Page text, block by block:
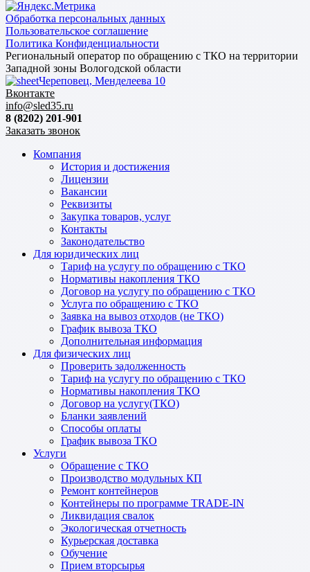
Обработка персональных данных
Пользовательское соглашение
Политика Конфиденциальности
Региональный оператор по обращению с ТКО на территории
Западной зоны Вологодской области
Череповец, Менделеева 10
Вконтакте
info@sled35.ru
8 (8202) 201-901
Заказать звонок
Компания
История и достижения
Лицензии
Вакансии
Реквизиты
Закупка товаров, услуг
Контакты
Законодательство
Для юридических лиц
Тариф на услугу по обращению с ТКО
Нормативы накопления ТКО
Договор на услугу по обращению с ТКО
Услуга по обращению с ТКО
Заявка на вывоз отходов (не ТКО)
График вывоза ТКО
Дополнительная информация
Для физических лиц
Проверить задолженность
Тариф на услугу по обращению с ТКО
Нормативы накопления ТКО
Договор на услугу(ТКО)
Бланки заявлений
Способы оплаты
График вывоза ТКО
Услуги
Обращение с ТКО
Производство модульных КП
Ремонт контейнеров
Контейнеры по программе TRADE-IN
Ликвидация свалок
Экологическая отчетность
Курьерская доставка
Обучение
Прием вторсырья